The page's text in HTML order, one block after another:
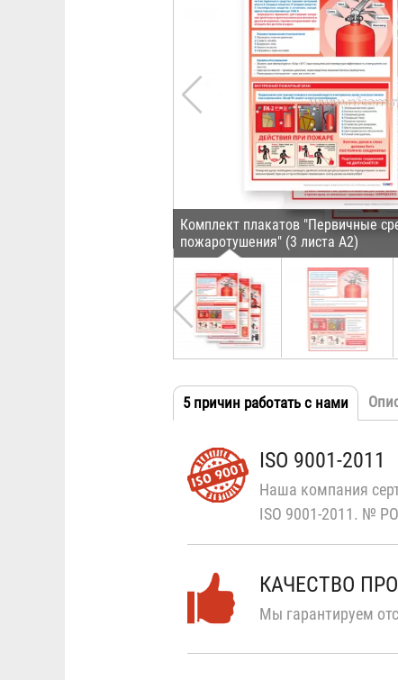
Комплект плакатов "Первичные
пожаротушения" (3 листа А2)
Табы
5 причин работать с нами
ISO 9001-2011
Наша компания
ISO 9001-2011. №
КАЧЕСТВО
Мы гарантируем